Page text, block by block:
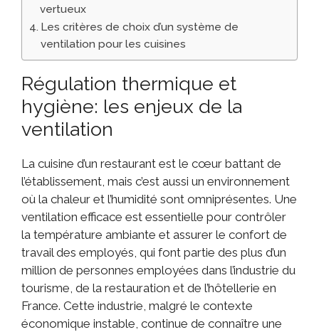
vertueux
Les critères de choix d’un système de
ventilation pour les cuisines
Régulation thermique et
hygiène: les enjeux de la
ventilation
La cuisine d’un restaurant est le cœur battant de
l’établissement, mais c’est aussi un environnement
où la chaleur et l’humidité sont omniprésentes. Une
ventilation efficace est essentielle pour contrôler
la température ambiante et assurer le confort de
travail des employés, qui font partie des plus d’un
million de personnes employées dans l’industrie du
tourisme, de la restauration et de l’hôtellerie en
France. Cette industrie, malgré le contexte
économique instable, continue de connaître une